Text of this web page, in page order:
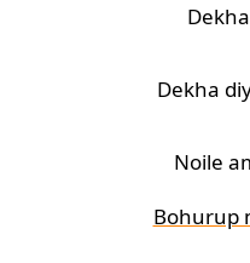
Dekha
Noile
Bohurup